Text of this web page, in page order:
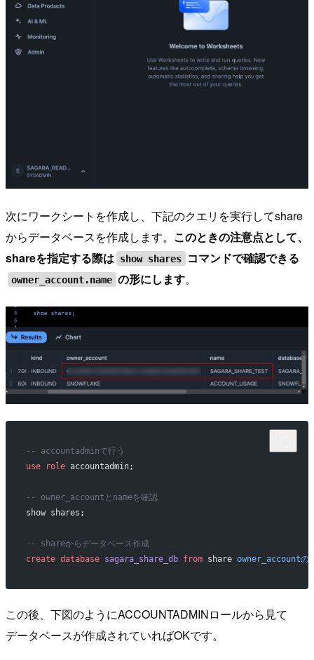
次にワークシートを作成し、下記のクエリを実行してshare
からデータベースを作成します。 このときの注意点として、
shareを指定する際は show shares コマンドで確認できる
owner_account.name の形にします。
-- accountadminで行う
use role accountadmin;
-- owner_accountとnameを確認
show shares;
-- shareからデータベース作成
create database sagara_share_db from share owner_accountの
この後、下図のようにACCOUNTADMINロールから見て
データベースが作成されていればOKです。